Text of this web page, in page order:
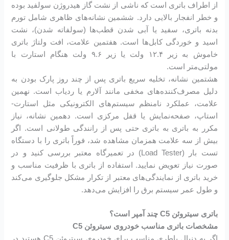
از اطراف باتری است که ناشی از نشت گاز هیدروژن سولفید بوده
و خطر انفجار بالایی دارد. ششمین نشانه‌های ظاهری شامل تورم
بدنه باتری، سفید یا آبی شدن قطب‌ها (سولفاته شدن)، نشت
اسید و خوردگی کابل‌ها است. هفتمین علامت، افت ولتاژ باتری
خاموش به زیر ۱۲.۴ ولت یا زیر ۹.۶ ولت هنگام استارت با
مولتی‌متر است.
هشتمین نشانه، تخلیه سریع باتری پس از چند روز پارک بودن به
دلیل مصرف‌کننده‌های مخفی مانند آلارم یا ردیاب است. نهمین
علامت، عملکرد نامنظم سیستم‌های الکترونیکی مثل استارت-
استاپ، صفحه‌نمایش یا قفل مرکزی است. دهمین نشانه، نیاز
مکرر به باتری به باتری حتی پس از رانندگی طولانی است. اگر
بیش از سه علامت همزمان مشاهده شد، فوراً باتری را با دستگاه
تست بار (Load Tester) در تعمیرگاه معتبر بررسی کنید و در
صورت نیاز تعویض نمایید. استفاده از باتری با ظرفیت مناسب و
خرید باتری از نمایندگی‌های معتبر از تکرار مشکل جلوگیری می‌کند
و طول عمر سیستم برق را افزایش می‌دهد.
باتری سیتروئن C5 چند آمپر است؟
مشخصات باتری مناسب خودروی سیتروئن C5